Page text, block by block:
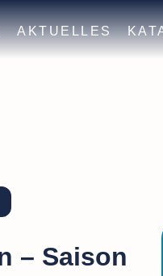
AKTUELLES
– Saison